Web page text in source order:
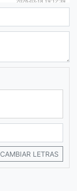
CAMBIAR LETRAS